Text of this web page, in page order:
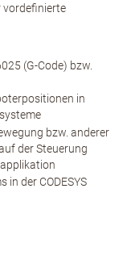
vordefinierte
(G-Code) bzw.
in
bzw. anderer
der Steuerung
in der CODESYS